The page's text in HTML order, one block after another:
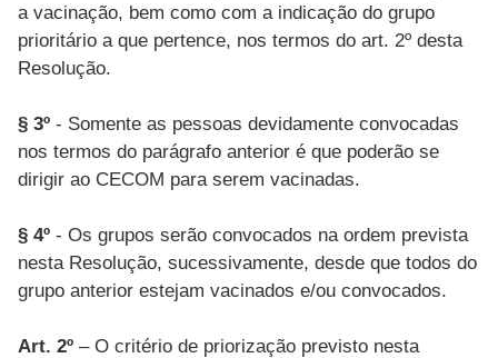
a vacinação, bem como com a indicação do grupo
prioritário a que pertence, nos termos do art. 2º desta
Resolução.
§ 3º - Somente as pessoas devidamente convocadas
nos termos do parágrafo anterior é que poderão se
dirigir ao CECOM para serem vacinadas.
§ 4º - Os grupos serão convocados na ordem prevista
nesta Resolução, sucessivamente, desde que todos do
grupo anterior estejam vacinados e/ou convocados.
Art. 2º – O critério de priorização previsto nesta